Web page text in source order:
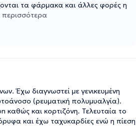
τα φάρμακα και άλλες φορές η
Έχω διαγνωστεί με γενικευμένη
(ρευματική πολυμυαλγία).
καθώς και κορτιζόνη. Τελευταία το
και έχω ταχυκαρδίες ενώ η πίεση